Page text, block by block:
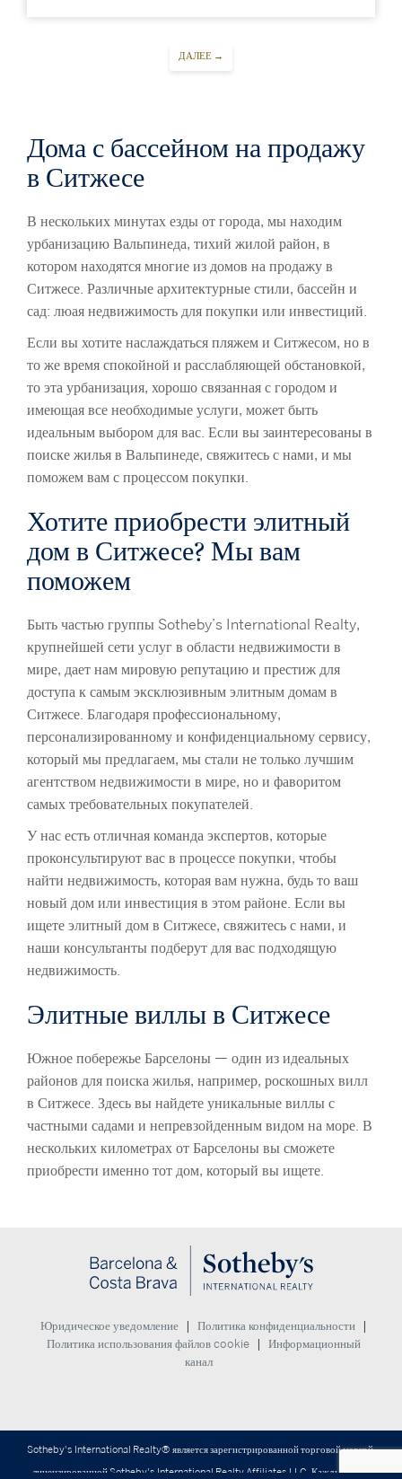
ДАЛЕЕ →
Дома с бассейном на продажу
в Ситжесе
В нескольких минутах езды от города, мы находим
урбанизацию Вальпинеда, тихий жилой район, в
котором находятся многие из домов на продажу в
Ситжесе. Различные архитектурные стили, бассейн и
сад: люая недвижимость для покупки или инвестиций.
Если вы хотите наслаждаться пляжем и Ситжесом, но в
то же время спокойной и расслабляющей обстановкой,
то эта урбанизация, хорошо связанная с городом и
имеющая все необходимые услуги, может быть
идеальным выбором для вас. Если вы заинтересованы в
поиске жилья в Вальпинеде, свяжитесь с нами, и мы
поможем вам с процессом покупки.
Хотите приобрести элитный
дом в Ситжесе? Мы вам
поможем
Быть частью группы Sotheby’s International Realty,
крупнейшей сети услуг в области недвижимости в
мире, дает нам мировую репутацию и престиж для
доступа к самым эксклюзивным элитным домам в
Ситжесе. Благодаря профессиональному,
персонализированному и конфиденциальному сервису,
который мы предлагаем, мы стали не только лучшим
агентством недвижимости в мире, но и фаворитом
самых требовательных покупателей.
У нас есть отличная команда экспертов, которые
проконсультируют вас в процессе покупки, чтобы
найти недвижимость, которая вам нужна, будь то ваш
новый дом или инвестиция в этом районе. Если вы
ищете элитный дом в Ситжесе, свяжитесь с нами, и
наши консультанты подберут для вас подходящую
недвижимость.
Элитные виллы в Ситжесе
Южное побережье Барселоны — один из идеальных
районов для поиска жилья, например, роскошных вилл
в Ситжесе. Здесь вы найдете уникальные виллы с
частными садами и непревзойденным видом на море. В
нескольких километрах от Барселоны вы сможете
приобрести именно тот дом, который вы ищете.
Юридическое уведомление Политика конфиденциальности
Политика использования файлов cookie
Информационный
канал
Sotheby's International Realty® является зарегистрированной торговой маркой,
лицензированной Sotheby's International Realty Affiliates LLC. Каждый офис